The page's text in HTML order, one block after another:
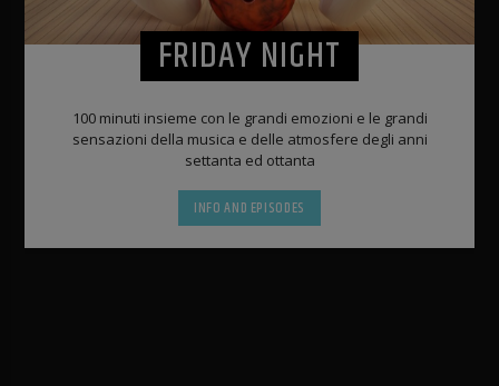
FRIDAY NIGHT
100 minuti insieme con le grandi emozioni e le grandi
sensazioni della musica e delle atmosfere degli anni
settanta ed ottanta
INFO AND EPISODES